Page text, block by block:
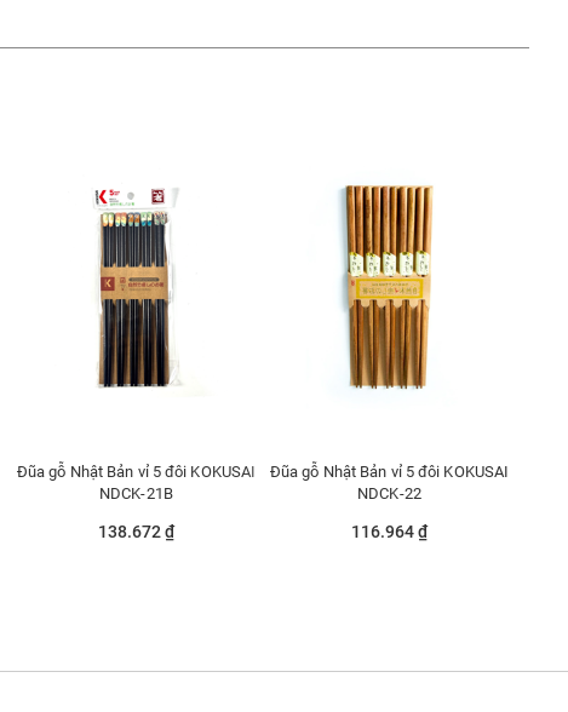
Đũa gỗ Nhật Bản vỉ 5 đôi KOKUSAI
NDCK-21B
138.672 ₫
Đũa gỗ Nhật Bản vỉ 5 đôi KOKUSAI
NDCK-22
116.964 ₫